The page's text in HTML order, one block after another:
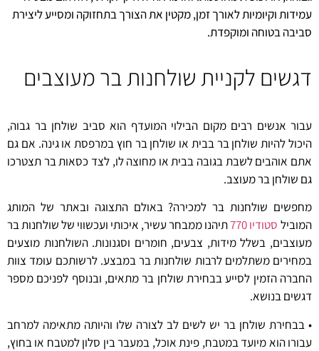
עמידות וקיומיות לאורך זמן, מקטין את הצורך בתחזוקה ומסייע ליצירת
סביבה בטוחה ומוקפדת.
דגשים לקניית שולחנות בר מעוצבים
עבור אנשים רבים מקום הבילוי המועדף הוא סביב שולחן בר גבוה,
היכול להיות שולחן בר בבית או שולחן בר חוץ במרפסת או גינה. אם גם
אתם אוהבים לשבת בגובה בבית או מחוצה לו, לצד כסאות בר תצטרכו
גם שולחן בר מעוצב.
מחפשים שולחנות בר למכירה? באולם התצוגה ובאתר של המותג
המוביל סטודיו 770
תיהנו ממבחר עשיר, איכותי ועכשווי של שולחנות בר
מעוצבים, בשלל מידות, צבעים, חומרים וסגנונות. השולחנות מוצעים
במחירים משתלמים לרבות שולחנות בר במבצע. לרשותכם עומד צוות
החברה הזמין לסייע בבחירת שולחן בר מתאים, ובנוסף לפניכם מספר
דגשים בנושא.
• בבחירת שולחן בר יש לשים לב לצורה שלו והיותה מתאימה למרחב
עבורו הוא מיועד במטבח, פינת אוכל, במעבר בין סלון למטבח או בחוץ,